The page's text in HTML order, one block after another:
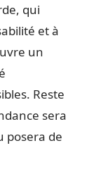
qui
et à
un
Reste
sera
posera de